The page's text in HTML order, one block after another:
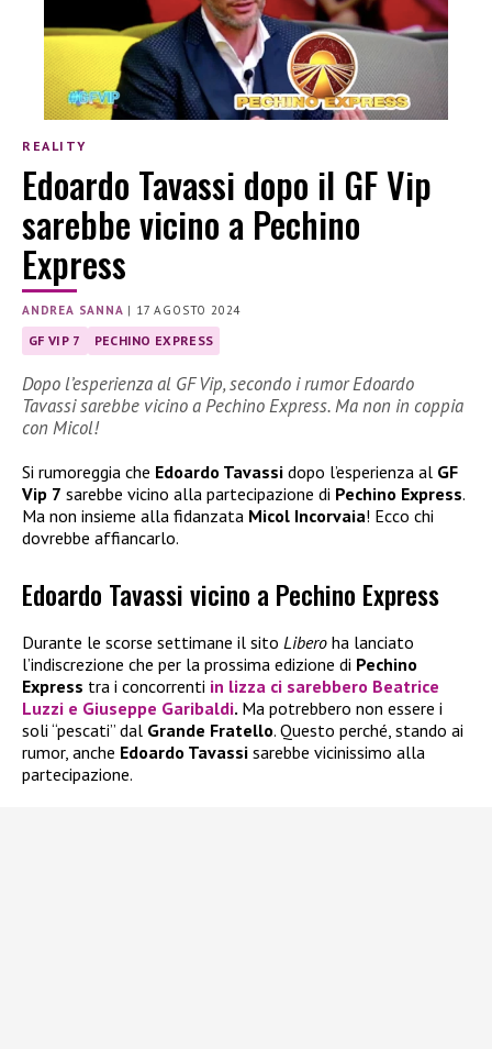
REALITY
Edoardo Tavassi dopo il GF Vip
sarebbe vicino a Pechino
Express
ANDREA SANNA | 17 AGOSTO 2024
GF VIP 7 PECHINO EXPRESS
Dopo l’esperienza al GF Vip, secondo i rumor Edoardo
Tavassi sarebbe vicino a Pechino Express. Ma non in coppia
con Micol!
Si rumoreggia che Edoardo Tavassi dopo l’esperienza al GF
Vip 7 sarebbe vicino alla partecipazione di Pechino Express.
Ma non insieme alla fidanzata Micol Incorvaia! Ecco chi
dovrebbe affiancarlo.
Edoardo Tavassi vicino a Pechino Express
Durante le scorse settimane il sito Libero ha lanciato
l’indiscrezione che per la prossima edizione di Pechino
Express tra i concorrenti in lizza ci sarebbero Beatrice
Luzzi e Giuseppe Garibaldi. Ma potrebbero non essere i
soli “pescati” dal Grande Fratello. Questo perché, stando ai
rumor, anche Edoardo Tavassi sarebbe vicinissimo alla
partecipazione.